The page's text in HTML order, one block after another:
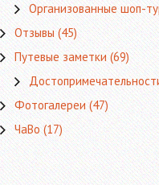
Организованные шоп-
Отзывы(45)
Путевые заметки(69)
Фотогалереи(47)
ЧаВо(17)